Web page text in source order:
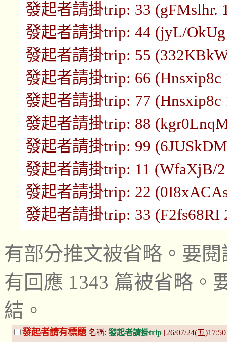
發起者請掛trip: 33 (gFMslhr.
發起者請掛trip: 44 (jyL/
發起者請掛trip: 55
發起者請掛trip: 66 (Hnsxip8c
發起者請掛trip: 77 (Hnsxip8c
發起者請掛trip: 88
發起者請掛trip: 99
發起者請掛trip: 11 (WfaXjB/
發起者請掛trip: 22
發起者請掛trip: 33 (F2fs68RI
有部分推文被省略。要
有回應 1343 篇被省略。
結。
發起者請有標題 名稱: 發起者請掛trip [26/07/24(五